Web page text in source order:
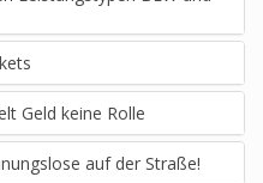
Geld keine Rolle
auf der Straße!